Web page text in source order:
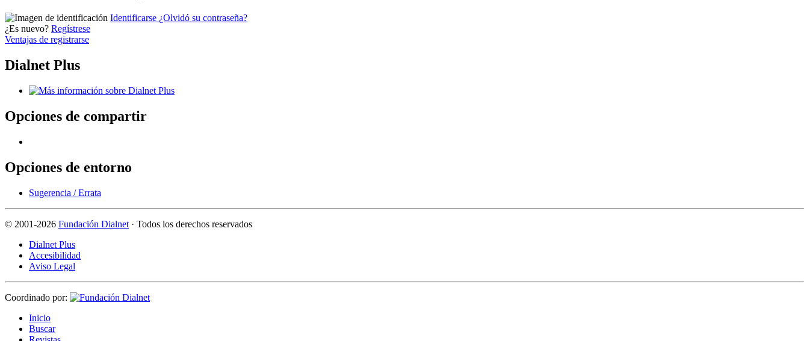
Identificarse ¿Olvidó su contraseña?
¿Es nuevo? Regístrese
Ventajas de registrarse
Dialnet Plus
Opciones de compartir
Opciones de entorno
Sugerencia / Errata
© 2001-2026 Fundación Dialnet · Todos los derechos reservados
Dialnet Plus
Accesibilidad
Aviso Legal
Coordinado por:
Inicio
Buscar